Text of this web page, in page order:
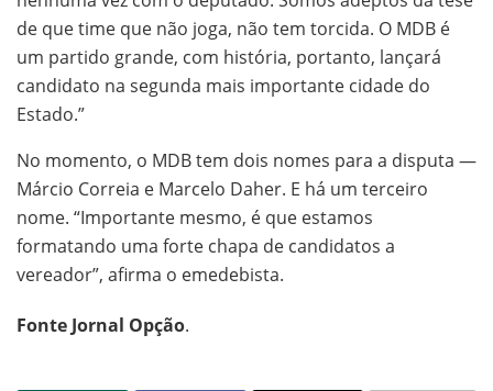
de que time que não joga, não tem torcida. O MDB é
um partido grande, com história, portanto, lançará
candidato na segunda mais importante cidade do
Estado.”
No momento, o MDB tem dois nomes para a disputa —
Márcio Correia e Marcelo Daher. E há um terceiro
nome. “Importante mesmo, é que estamos
formatando uma forte chapa de candidatos a
vereador”, afirma o emedebista.
Fonte Jornal Opção.